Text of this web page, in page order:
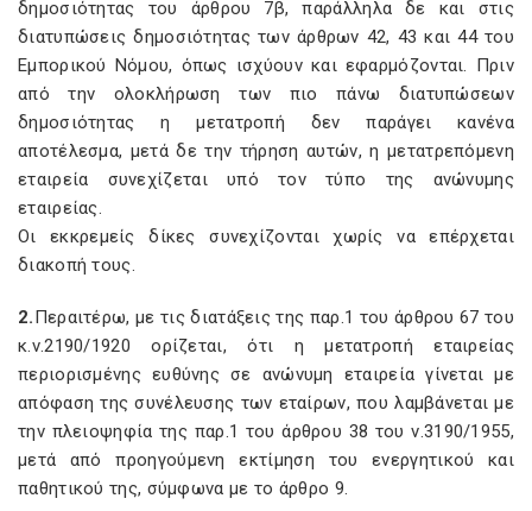
δημοσιότητας του άρθρου 7β, παράλληλα δε και στις
διατυπώσεις δημοσιότητας των άρθρων 42, 43 και 44 του
Εμπορικού Νόμου, όπως ισχύουν και εφαρμόζονται. Πριν
από την ολοκλήρωση των πιο πάνω διατυπώσεων
δημοσιότητας η μετατροπή δεν παράγει κανένα
αποτέλεσμα, μετά δε την τήρηση αυτών, η μετατρεπόμενη
εταιρεία συνεχίζεται υπό τον τύπο της ανώνυμης
εταιρείας.
Οι εκκρεμείς δίκες συνεχίζονται χωρίς να επέρχεται
διακοπή τους.
2.Περαιτέρω, με τις διατάξεις της παρ.1 του άρθρου 67 του
κ.ν.2190/1920 ορίζεται, ότι η μετατροπή εταιρείας
περιορισμένης ευθύνης σε ανώνυμη εταιρεία γίνεται με
απόφαση της συνέλευσης των εταίρων, που λαμβάνεται με
την πλειοψηφία της παρ.1 του άρθρου 38 του ν.3190/1955,
μετά από προηγούμενη εκτίμηση του ενεργητικού και
παθητικού της, σύμφωνα με το άρθρο 9.